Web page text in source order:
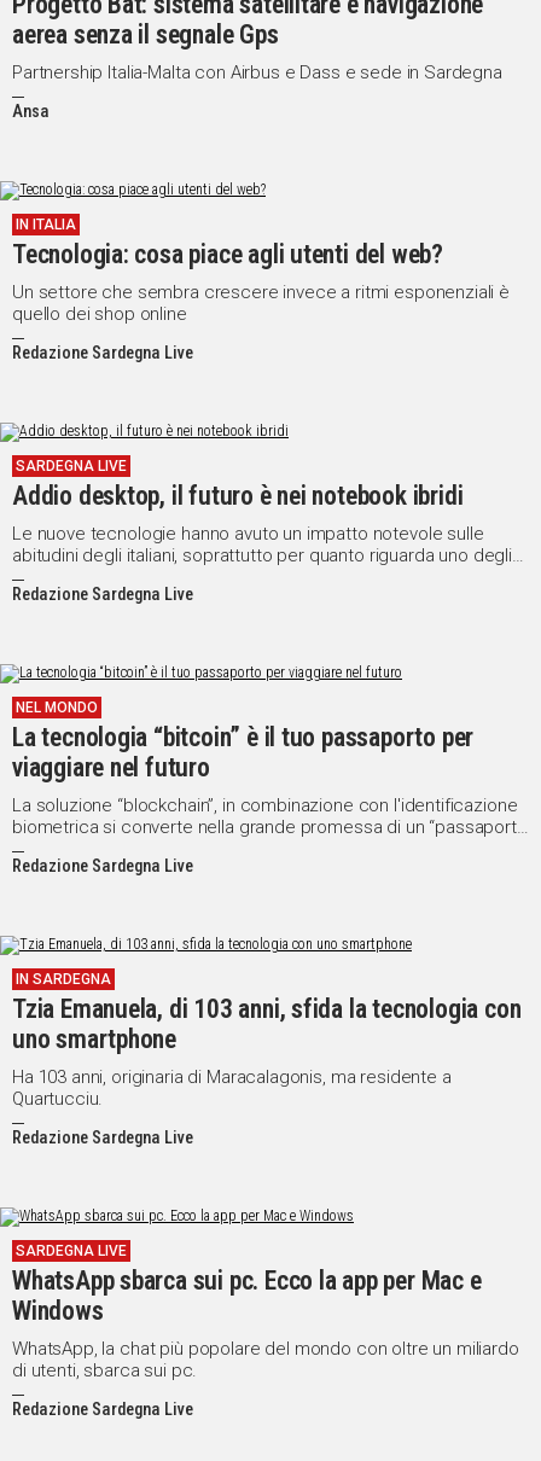
aerea senza il segnale Gps
Partnership Italia-Malta con Airbus e Dass e sede in Sardegna
Ansa
IN ITALIA
Tecnologia: cosa piace agli utenti del web?
Un settore che sembra crescere invece a ritmi esponenziali è
quello dei shop online
Redazione Sardegna Live
SARDEGNA LIVE
Addio desktop, il futuro è nei notebook ibridi
Le nuove tecnologie hanno avuto un impatto notevole sulle
abitudini degli italiani, soprattutto per quanto riguarda uno degli
aspetti più importanti per la nostra quotidianità e persino per il
nostro lavoro: i computer.
Redazione Sardegna Live
NEL MONDO
La tecnologia “bitcoin” è il tuo passaporto per
viaggiare nel futuro
La soluzione “blockchain”, in combinazione con l'identificazione
biometrica si converte nella grande promessa di un “passaporto
elettronico” sul telefono cellulare
Redazione Sardegna Live
IN SARDEGNA
Tzia Emanuela, di 103 anni, sfida la tecnologia con
uno smartphone
Ha 103 anni, originaria di Maracalagonis, ma residente a
Quartucciu.
Redazione Sardegna Live
SARDEGNA LIVE
WhatsApp sbarca sui pc. Ecco la app per Mac e
Windows
WhatsApp, la chat più popolare del mondo con oltre un miliardo
di utenti, sbarca sui pc.
Redazione Sardegna Live